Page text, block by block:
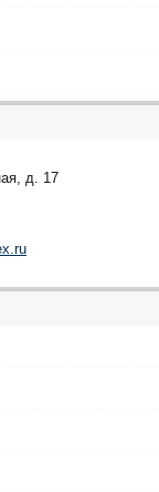
д. 17